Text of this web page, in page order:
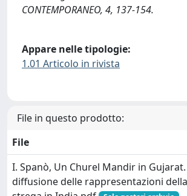
CONTEMPORANEO, 4, 137-154.
Appare nelle tipologie:
1.01 Articolo in rivista
File in questo prodotto:
File
I. Spanò, Un Churel Mandir in
diffusione delle rappresentazioni